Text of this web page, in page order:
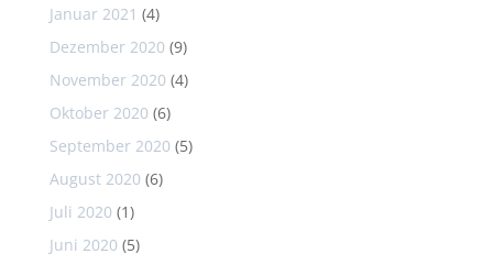
Januar 2021 (4)
Dezember 2020 (9)
November 2020 (4)
Oktober 2020 (6)
September 2020 (5)
August 2020 (6)
Juli 2020 (1)
Juni 2020 (5)